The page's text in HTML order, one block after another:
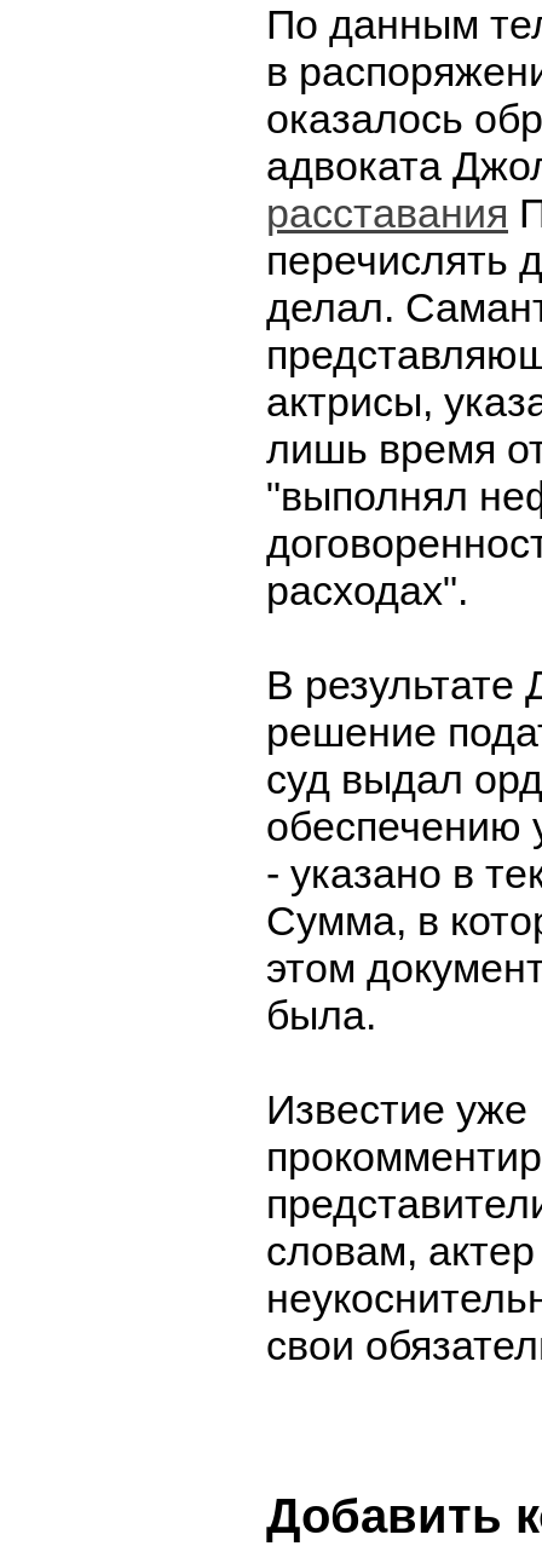
По данным
в
оказалось
адвоката
расставания
перечислять
делал.
актрисы,
лишь время
"выполнял
расходах".
В результате
решение
суд выдал
обеспечению
- указано в
Сумма, в
этом
была.
Известие уже
словам,
свои
Добавить